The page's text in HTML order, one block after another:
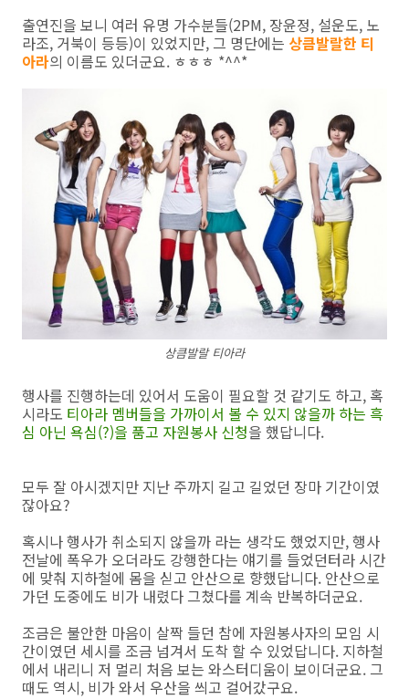
출연진을 보니 여러 유명 가수분들(2PM, 장윤정, 설운도, 노
라조, 거북이 등등)이 있었지만, 그 명단에는 상큼발랄한 티
아라의 이름도 있더군요. ㅎㅎㅎ *^^*
상큼발랄 티아라
행사를 진행하는데 있어서 도움이 필요할 것 같기도 하고, 혹
시라도 티아라 멤버들을 가까이서 볼 수 있지 않을까 하는 흑
심 아닌 욕심(?)을 품고 자원봉사 신청을 했답니다.
모두 잘 아시겠지만 지난 주까지 길고 길었던 장마 기간이였
잖아요?
혹시나 행사가 취소되지 않을까 라는 생각도 했었지만, 행사
전날에 폭우가 오더라도 강행한다는 얘기를 들었던터라 시간
에 맞춰 지하철에 몸을 싣고 안산으로 향했답니다. 안산으로
가던 도중에도 비가 내렸다 그쳤다를 계속 반복하더군요.
조금은 불안한 마음이 살짝 들던 참에 자원봉사자의 모임 시
간이였던 세시를 조금 넘겨서 도착 할 수 있었답니다. 지하철
에서 내리니 저 멀리 처음 보는 와스터디움이 보이더군요. 그
때도 역시, 비가 와서 우산을 씌고 걸어갔구요.